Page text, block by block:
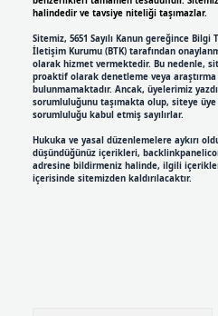
halindedir ve tavsiye niteliği taşımazlar.
Sitemiz, 5651 Sayılı Kanun gereğince Bilgi
İletişim Kurumu (BTK) tarafından
olarak hizmet vermektedir. Bu nedenle,
proaktif olarak denetleme veya
bulunmamaktadır. Ancak, üyelerimiz
sorumluluğunu taşımakta olup, siteye
sorumluluğu kabul etmiş sayılırlar.
Hukuka ve yasal düzenlemelere aykırı
düşündüğünüz içerikleri,
adresine bildirmeniz halinde, ilgili
içerisinde sitemizden kaldırılacaktır.